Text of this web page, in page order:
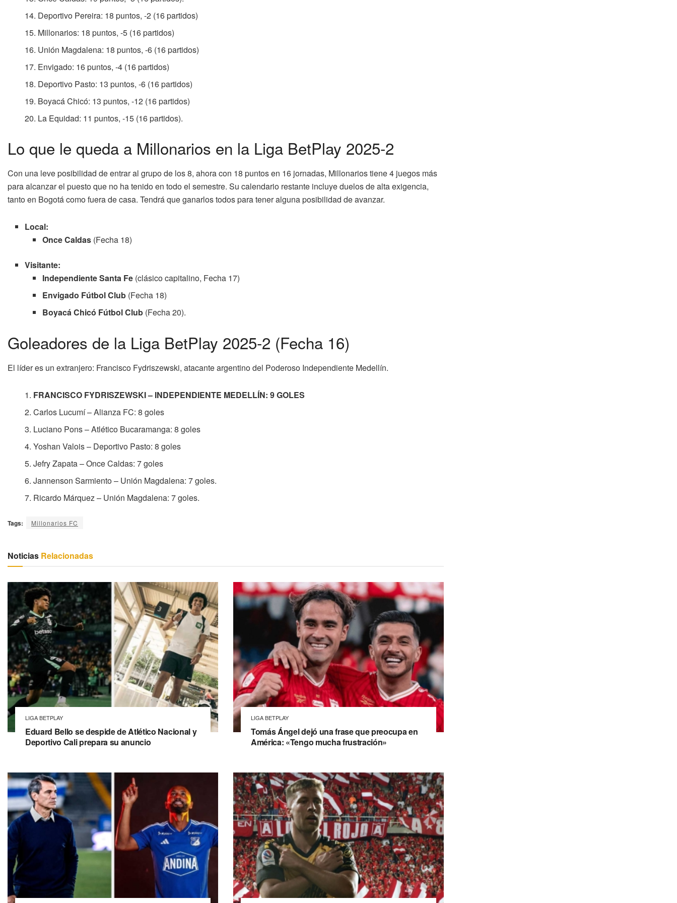
Deportivo Pereira: 18 puntos, -2 (16 partidos)
Millonarios: 18 puntos, -5 (16 partidos)
Unión Magdalena: 18 puntos, -6 (16 partidos)
Envigado: 16 puntos, -4 (16 partidos)
Deportivo Pasto: 13 puntos, -6 (16 partidos)
Boyacá Chicó: 13 puntos, -12 (16 partidos)
La Equidad: 11 puntos, -15 (16 partidos).
Lo que le queda a Millonarios en la Liga BetPlay 2025-2
Con una leve posibilidad de entrar al grupo de los 8, ahora con 18 puntos en 16 jornadas, Millonarios tiene 4 juegos más
para alcanzar el puesto que no ha tenido en todo el semestre. Su calendario restante incluye duelos de alta exigencia,
tanto en Bogotá como fuera de casa. Tendrá que ganarlos todos para tener alguna posibilidad de avanzar.
Local:
Once Caldas (Fecha 18)
Visitante:
Independiente Santa Fe(clásico capitalino, Fecha 17)
Envigado Fútbol Club (Fecha 18)
Boyacá Chicó Fútbol Club (Fecha 20).
Goleadores de la Liga BetPlay 2025-2 (Fecha 16)
El líder es un extranjero: Francisco Fydriszewski, atacante argentino del Poderoso Independiente Medellín.
FRANCISCO FYDRISZEWSKI – INDEPENDIENTE MEDELLÍN: 9 GOLES
Carlos Lucumí – Alianza FC: 8 goles
Luciano Pons – Atlético Bucaramanga: 8 goles
Yoshan Valois – Deportivo Pasto: 8 goles
Jefry Zapata – Once Caldas: 7 goles
Jannenson Sarmiento – Unión Magdalena: 7 goles.
Ricardo Márquez – Unión Magdalena: 7 goles.
Tags: Millonarios FC
Noticias Relacionadas
LIGA BETPLAY
Eduard Bello se despide de Atlético Nacional y
Deportivo Cali prepara su anuncio
LIGA BETPLAY
Tomás Ángel dejó una frase que preocupa en
América: «Tengo mucha frustración»